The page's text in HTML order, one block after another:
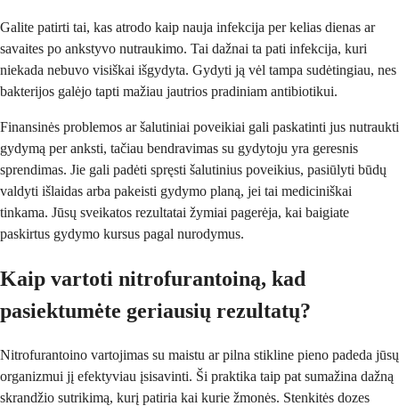
Galite patirti tai, kas atrodo kaip nauja infekcija per kelias dienas ar
savaites po ankstyvo nutraukimo. Tai dažnai ta pati infekcija, kuri
niekada nebuvo visiškai išgydyta. Gydyti ją vėl tampa sudėtingiau, nes
bakterijos galėjo tapti mažiau jautrios pradiniam antibiotikui.
Finansinės problemos ar šalutiniai poveikiai gali paskatinti jus nutraukti
gydymą per anksti, tačiau bendravimas su gydytoju yra geresnis
sprendimas. Jie gali padėti spręsti šalutinius poveikius, pasiūlyti būdų
valdyti išlaidas arba pakeisti gydymo planą, jei tai mediciniškai
tinkama. Jūsų sveikatos rezultatai žymiai pagerėja, kai baigiate
paskirtus gydymo kursus pagal nurodymus.
Kaip vartoti nitrofurantoiną, kad
pasiektumėte geriausių rezultatų?
Nitrofurantoino vartojimas su maistu ar pilna stikline pieno padeda jūsų
organizmui jį efektyviau įsisavinti. Ši praktika taip pat sumažina dažną
skrandžio sutrikimą, kurį patiria kai kurie žmonės. Stenkitės dozes